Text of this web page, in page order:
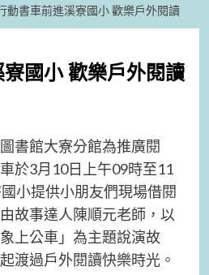
動書車前進溪寮國小 歡樂戶外閱讀
國小 歡樂戶外閱讀
書館大寮分館為推廣閱
於3月10日上午09時至11
小提供小朋友們現場借閱
故事達人陳順元老師，以
上公車」為主題說演故
渡過戶外閱讀快樂時光。